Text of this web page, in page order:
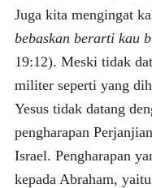
Juga kita mengingat
bebaskan berarti kau
19:12). Meski tidak
militer seperti yang
Yesus tidak datang
pengharapan
Israel. Pengharapan
kepada Abraham,